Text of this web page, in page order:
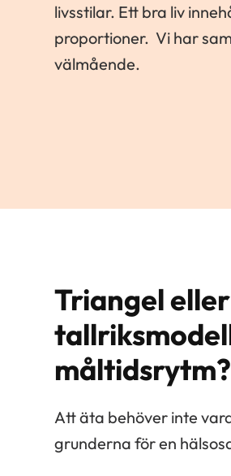
livsstilar. Ett bra liv
proportioner. Vi har
välmående.
Triangel
måltidsrytm?
Att äta behöver inte
grunderna för en